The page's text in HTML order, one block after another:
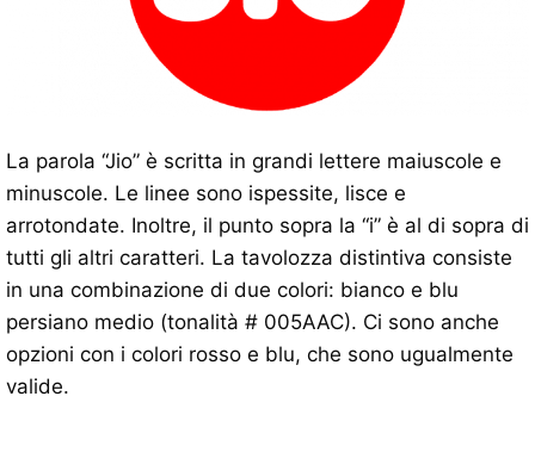
La parola “Jio” è scritta in grandi lettere maiuscole e
minuscole. Le linee sono ispessite, lisce e
arrotondate. Inoltre, il punto sopra la “i” è al di sopra di
tutti gli altri caratteri. La tavolozza distintiva consiste
in una combinazione di due colori: bianco e blu
persiano medio (tonalità # 005AAC). Ci sono anche
opzioni con i colori rosso e blu, che sono ugualmente
valide.